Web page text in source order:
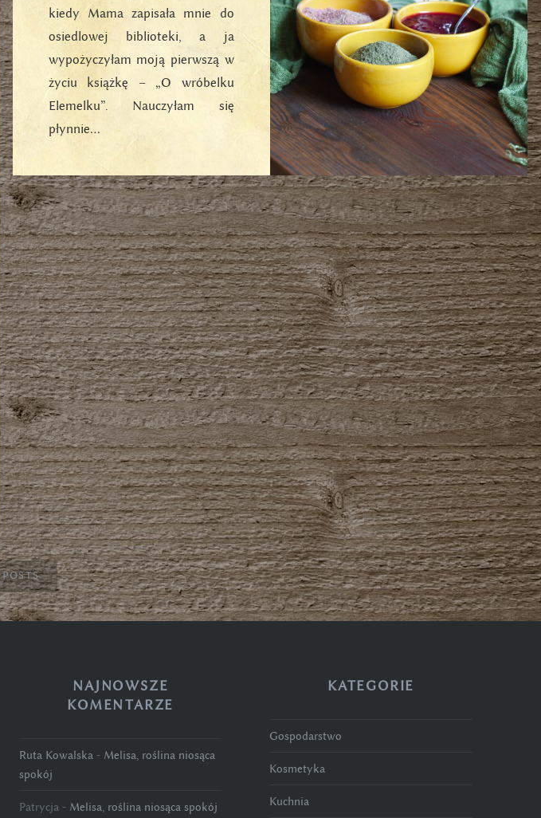
kiedy Mama zapisała mnie do
osiedlowej biblioteki, a ja
wypożyczyłam moją pierwszą w
życiu książkę – „O wróbelku
Elemelku”. Nauczyłam się
płynnie…
NAJNOWSZE
KOMENTARZE
Ruta Kowalska - Melisa, roślina niosąca
spokój
Patrycja - Melisa, roślina niosąca spokój
KATEGORIE
Gospodarstwo
Kosmetyka
Kuchnia